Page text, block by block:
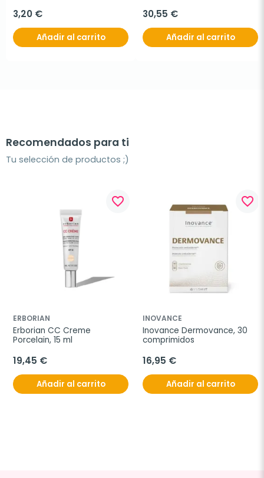
3,20 €
Añadir al carrito
30,55 €
Añadir al carrito
Recomendados para ti
Tu selección de productos ;)
favorite_border
ERBORIAN
Erborian CC Creme
Porcelain, 15 ml
19,45 €
Añadir al carrito
favorite_border
INOVANCE
Inovance Dermovance, 30
comprimidos
16,95 €
Añadir al carrito